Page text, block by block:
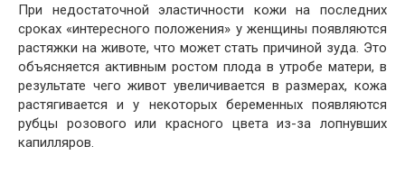
При недостаточной эластичности кожи на последних
сроках «интересного положения» у женщины появляются
растяжки на животе, что может стать причиной зуда. Это
объясняется активным ростом плода в утробе матери, в
результате чего живот увеличивается в размерах, кожа
растягивается и у некоторых беременных появляются
рубцы розового или красного цвета из-за лопнувших
капилляров.